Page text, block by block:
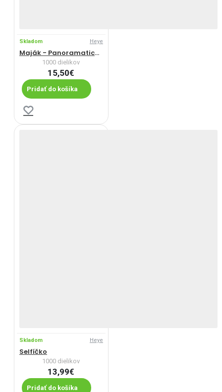
Skladom Heye
Maják - Panoramatické puzzle
1000 dielikov
15,50€
Pridať do košíka
Skladom Heye
Selfíčko
1000 dielikov
13,99€
Pridať do košíka